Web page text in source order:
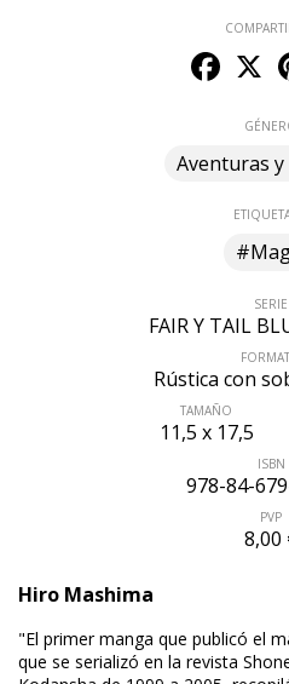
X
Aventuras y
SERIE
FAIR Y TAIL
Rústica con
TAMAÑO
11,5 x 17,5
ISBN
978-84-
PVP
8,00
Hiro Mashima
"El primer manga que publicó el
que se serializó en la revista